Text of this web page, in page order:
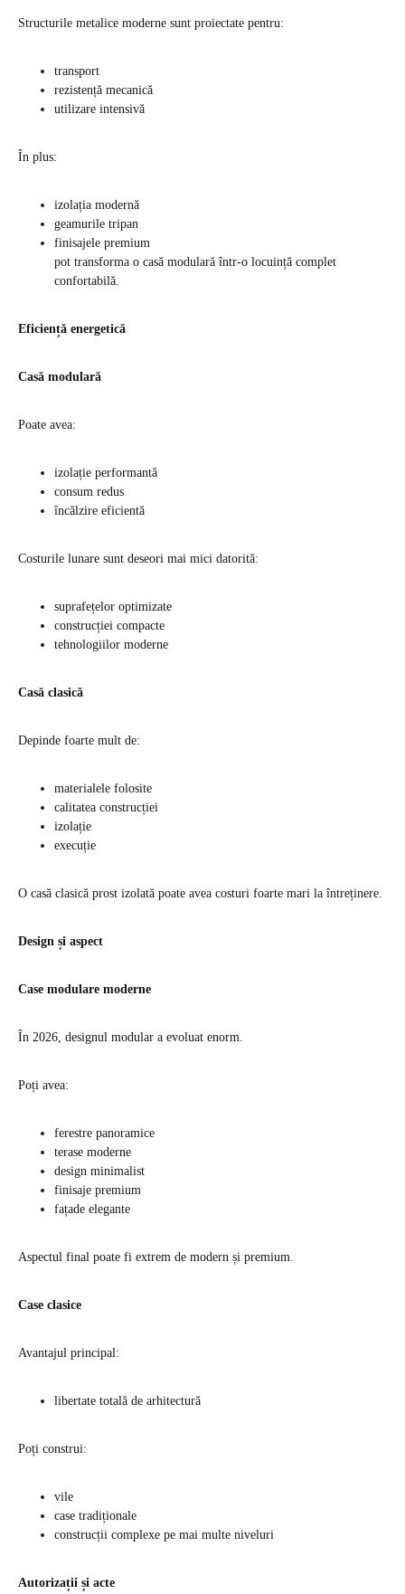
Structurile metalice moderne sunt proiectate pentru:
transport
rezistență mecanică
utilizare intensivă
În plus:
izolația modernă
geamurile tripan
finisajele premium
pot transforma o casă modulară într-o locuință complet
confortabilă.
Eficiență energetică
Casă modulară
Poate avea:
izolație performantă
consum redus
încălzire eficientă
Costurile lunare sunt deseori mai mici datorită:
suprafețelor optimizate
construcției compacte
tehnologiilor moderne
Casă clasică
Depinde foarte mult de:
materialele folosite
calitatea construcției
izolație
execuție
O casă clasică prost izolată poate avea costuri foarte mari la întreținere.
Design și aspect
Case modulare moderne
În 2026, designul modular a evoluat enorm.
Poți avea:
ferestre panoramice
terase moderne
design minimalist
finisaje premium
fațade elegante
Aspectul final poate fi extrem de modern și premium.
Case clasice
Avantajul principal:
libertate totală de arhitectură
Poți construi:
vile
case tradiționale
construcții complexe pe mai multe niveluri
Autorizații și acte